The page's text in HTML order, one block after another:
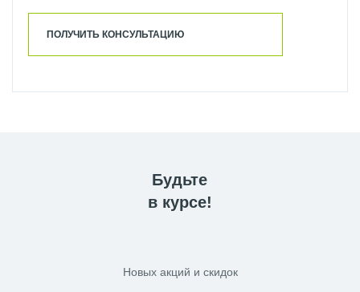
ПОЛУЧИТЬ КОНСУЛЬТАЦИЮ
Будьте
в курсе!
Новых акций и скидок